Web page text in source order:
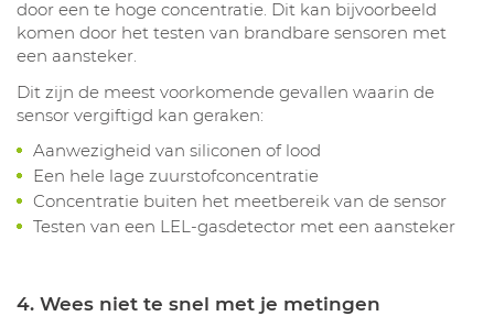
door een te hoge concentratie. Dit kan bijvoorbeeld
komen door het testen van brandbare sensoren met
een aansteker.
Dit zijn de meest voorkomende gevallen waarin de
sensor vergiftigd kan geraken:
Aanwezigheid van siliconen of lood
Een hele lage zuurstofconcentratie
Concentratie buiten het meetbereik van de sensor
Testen van een LEL-gasdetector met een aansteker
4. Wees niet te snel met je metingen